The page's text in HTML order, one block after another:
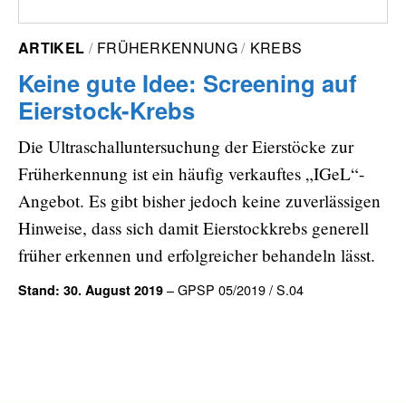
ARTIKEL FRÜHERKENNUNG KREBS
Keine gute Idee: Screening auf
Eierstock-Krebs
Die Ultraschalluntersuchung der Eierstöcke zur
Früherkennung ist ein häufig verkauftes „IGeL“-
Angebot. Es gibt bisher jedoch keine zuverlässigen
Hinweise, dass sich damit Eierstockkrebs generell
früher erkennen und erfolgreicher behandeln lässt.
Stand: 30. August 2019 – GPSP 05/2019 / S.04